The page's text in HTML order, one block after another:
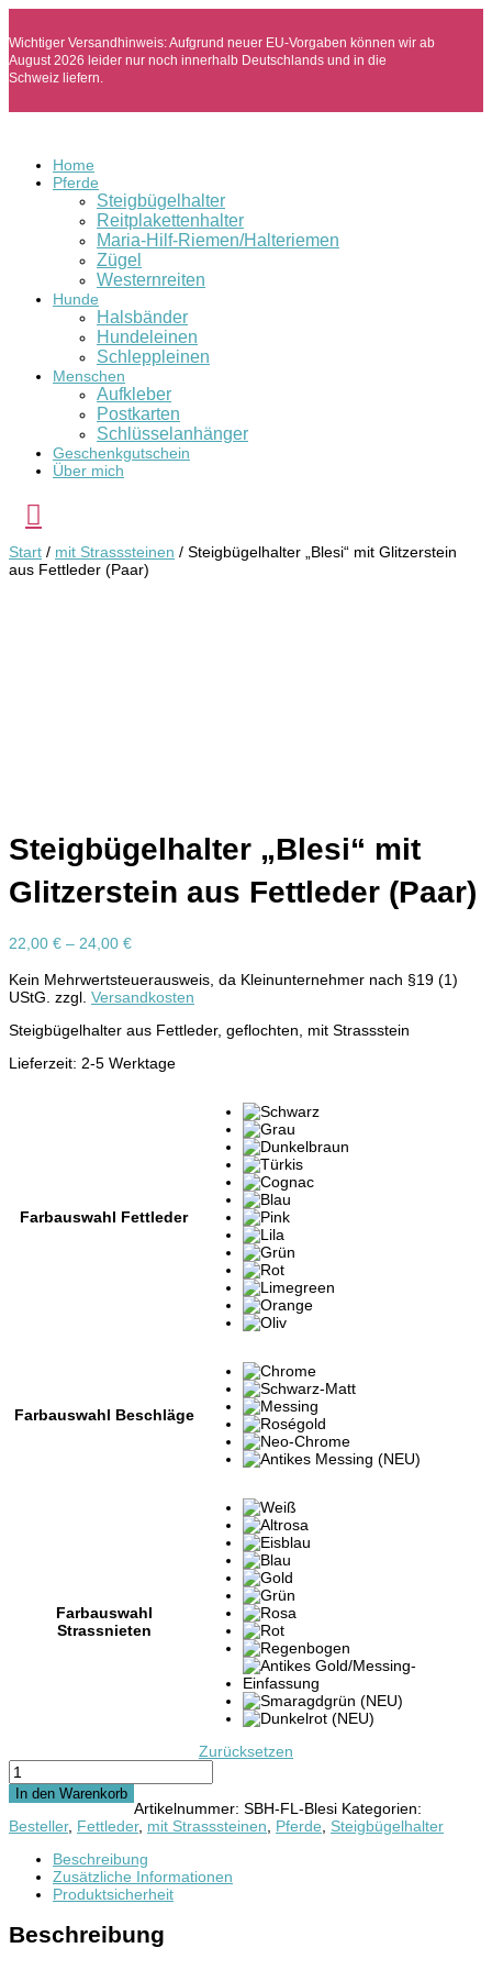
Wichtiger Versandhinweis: Aufgrund neuer EU-Vorgaben können wir ab
August 2026 leider nur noch innerhalb Deutschlands und in die
Schweiz liefern.
Home
Pferde
Steigbügelhalter
Reitplakettenhalter
Maria-Hilf-Riemen/Halteriemen
Zügel
Westernreiten
Hunde
Halsbänder
Hundeleinen
Schleppleinen
Menschen
Aufkleber
Postkarten
Schlüsselanhänger
Geschenkgutschein
Über mich
Start / mit Strasssteinen / Steigbügelhalter „Blesi“ mit Glitzerstein
aus Fettleder (Paar)
Steigbügelhalter „Blesi“ mit
Glitzerstein aus Fettleder (Paar)
22,00 € – 24,00 €
Kein Mehrwertsteuerausweis, da Kleinunternehmer nach §19 (1)
UStG. zzgl. Versandkosten
Steigbügelhalter aus Fettleder, geflochten, mit Strassstein
Lieferzeit: 2-5 Werktage
Farbauswahl Fettleder
Farbauswahl Beschläge
Farbauswahl
Strassnieten
Zurücksetzen
Steigbügelhalter
"Blesi"
mit
Glitzerstein
aus
Fettleder
(Paar)
Menge
In den Warenkorb
Artikelnummer: SBH-FL-Blesi Kategorien:
Besteller, Fettleder, mit Strasssteinen Pferde
Steigbügelhalter
Beschreibung
Zusätzliche Informationen
Produktsicherheit
Beschreibung